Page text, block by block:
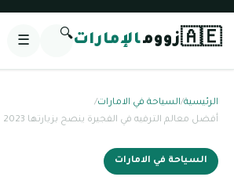
🇦🇪زوومالإمارات🔍
☰
الرئيسية/السياحة في الامارات/
أفضل معالم الترفيه في الفجيرة ينصح بزيارتها 2023
السياحة في الامارات